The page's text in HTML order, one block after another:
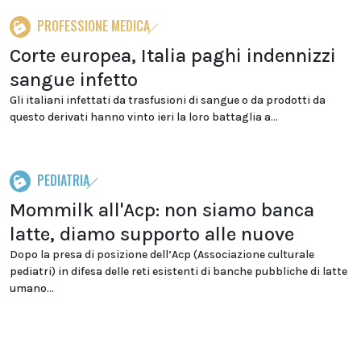
PROFESSIONE MEDICA
Corte europea, Italia paghi indennizzi
sangue infetto
Gli italiani infettati da trasfusioni di sangue o da prodotti da
questo derivati hanno vinto ieri la loro battaglia a...
PEDIATRIA
Mommilk all'Acp: non siamo banca
latte, diamo supporto alle nuove
Dopo la presa di posizione dell’Acp (Associazione culturale
pediatri) in difesa delle reti esistenti di banche pubbliche di latte
umano...